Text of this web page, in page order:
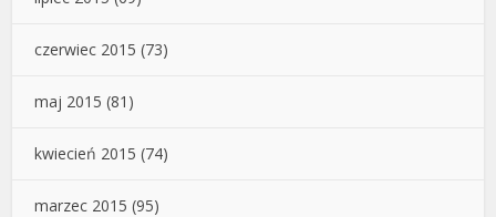
czerwiec 2015 (73)
maj 2015 (81)
kwiecień 2015 (74)
marzec 2015 (95)